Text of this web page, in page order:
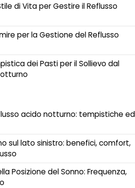
di Vita per Gestire il Reflusso
per la Gestione del Reflusso
dei Pasti per il Sollievo dal
acido notturno: tempistiche ed
sul lato sinistro: benefici, comfort,
Posizione del Sonno: Frequenza,